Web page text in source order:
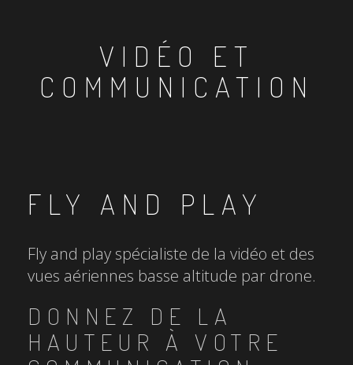
VIDÉO ET
COMMUNICATION
FLY AND PLAY
Fly and play spécialiste de la vidéo et des
vues aériennes basse altitude par drone.
DONNEZ DE LA
HAUTEUR À VOTRE